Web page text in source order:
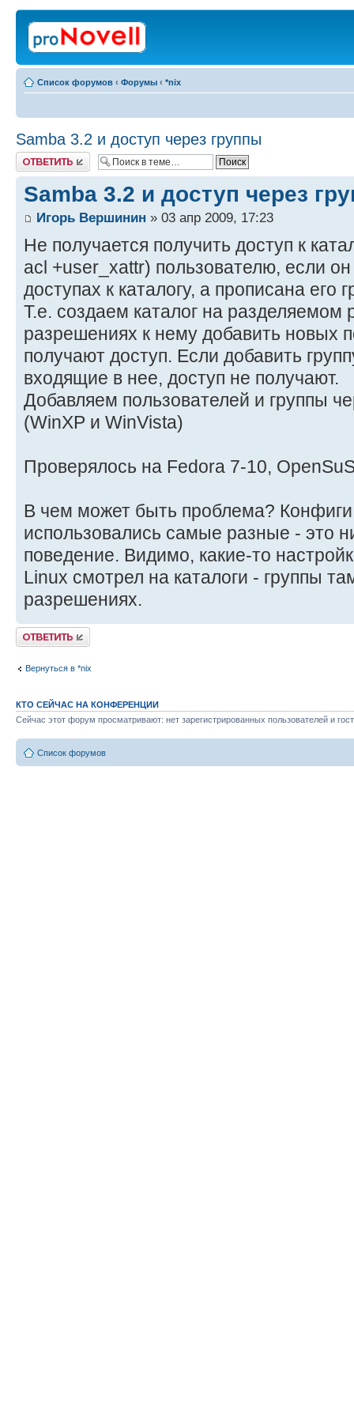
Список форумов ‹ Форумы ‹ *nix
Samba 3.2 и доступ через группы
Ответить
Samba 3.2 и доступ через
Игорь Вершинин » 03 апр 2009, 17:23
Не получается получить доступ к
acl +user_xattr) пользователю, если
доступах к каталогу, а прописана его
Т.е. создаем каталог на разделяемом
разрешениях к нему добавить новых
получают доступ. Если добавить
входящие в нее, доступ не получают.
Добавляем пользователей и группы
(WinXP и WinVista)
Проверялось на Fedora 7-10,
В чем может быть проблема?
использовались самые разные - это
поведение. Видимо, какие-то
Linux смотрел на каталоги - группы
разрешениях.
Ответить
Вернуться в *nix
КТО СЕЙЧАС НА КОНФЕРЕНЦИИ
Сейчас этот форум просматривают: нет зарегистрированных пользователей и
Список форумов